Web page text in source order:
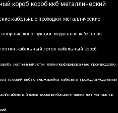
короб короб ккб металлический
кабельные проходки металлические
опорные конструкции модульная кабельная
лотки кабельный лоток кабельный короб
лестничный лоток лотки перфорированные производство
плоский ккб по нержавейка кабельная проходка модульная
кабельный лоток косынки боковые лазер лэп монтаж пк